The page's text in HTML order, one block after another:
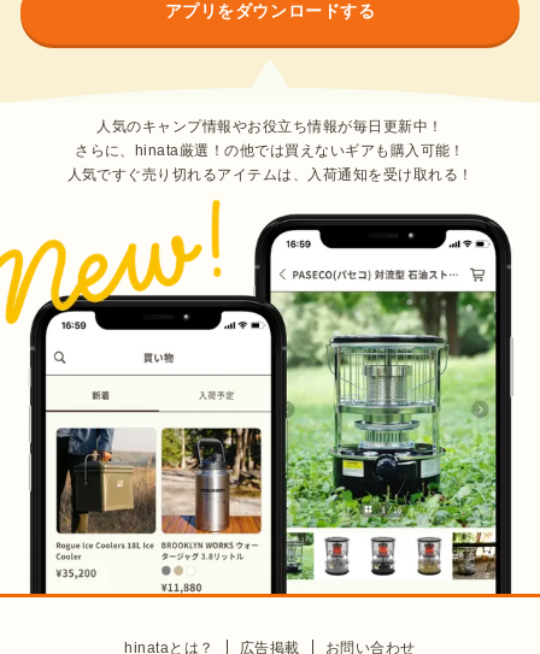
アプリをダウンロードする
人気のキャンプ情報やお役立ち情報が毎日更新中！
さらに、hinata厳選！の他では買えないギアも購入可能！
人気ですぐ売り切れるアイテムは、入荷通知を受け取れる！
hinataとは？ 広告掲載 お問い合わせ